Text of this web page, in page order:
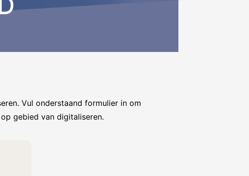
Vul onderstaand formulier in om
gebied van digitaliseren.